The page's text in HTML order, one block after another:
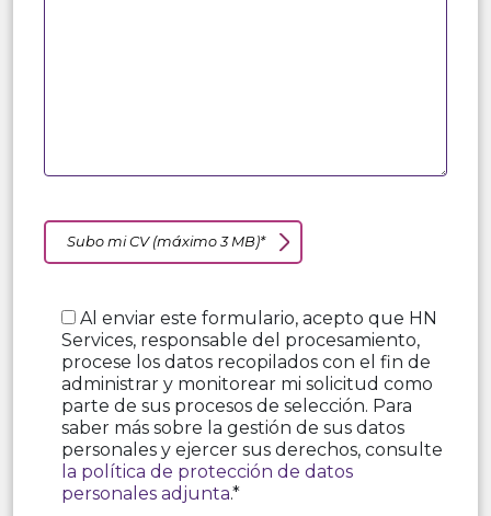
Subo mi CV (máximo 3 MB)*
Al enviar este formulario, acepto que HN
Services, responsable del procesamiento,
procese los datos recopilados con el fin de
administrar y monitorear mi solicitud como
parte de sus procesos de selección. Para
saber más sobre la gestión de sus datos
personales y ejercer sus derechos, consulte
la política de protección de datos
personales adjunta.*